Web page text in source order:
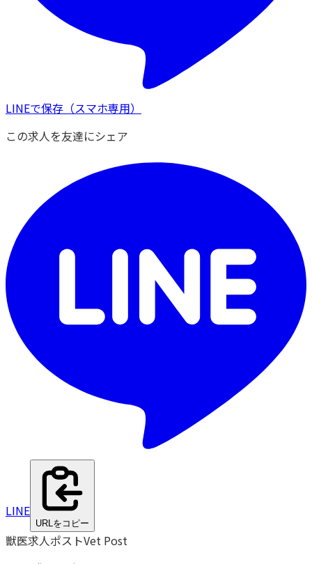
LINEで保存 （スマホ専用）
この求人を友達にシェア
LINE
URLをコピー
獣医求人ポストVet Post